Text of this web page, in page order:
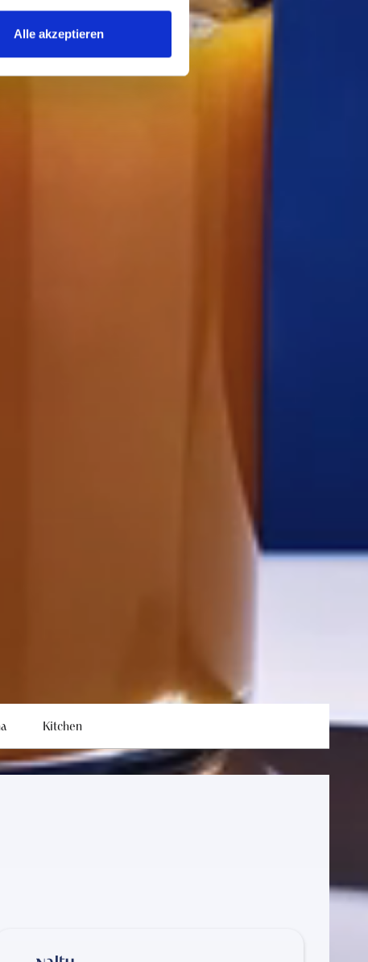
Alle akzeptieren
Mehr erfahren →
Kitchen